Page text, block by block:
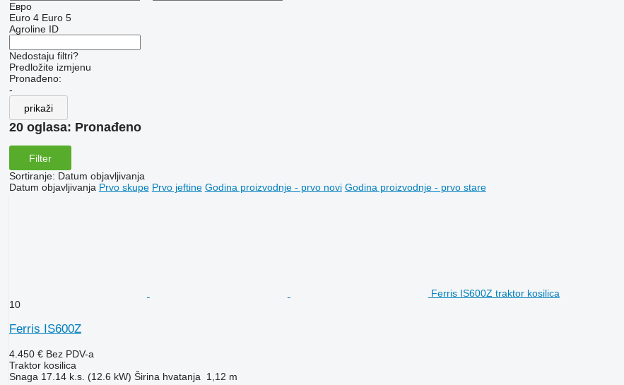
Евро
Euro 4 Euro 5
Agroline ID
Nedostaju filtri?
Predložite izmjenu
Pronađeno:
-
prikaži
20 oglasa: Pronađeno
Filter
Sortiranje: Datum objavljivanja
Datum objavljivanja Prvo skupe Prvo jeftine Godina proizvodnje - prvo novi Godina proizvodnje - prvo stare
Ferris IS600Z traktor kosilica
10
Ferris IS600Z
4.450 € Bez PDV-a
Traktor kosilica
Snaga 17.14 k.s. (12.6 kW) Širina hvatanja
1,12 m